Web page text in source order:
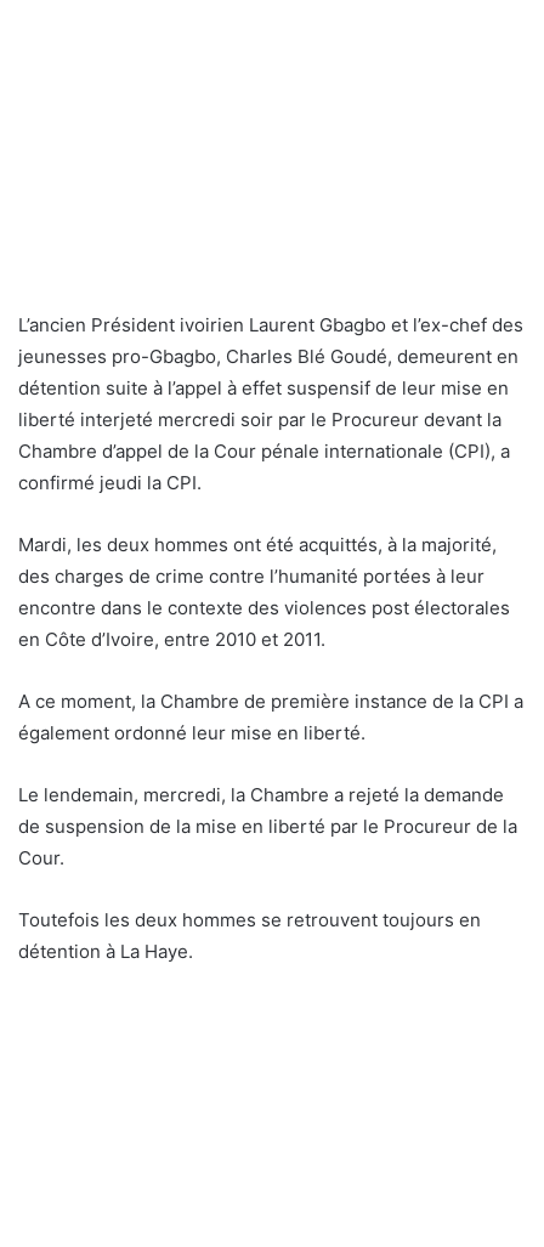
L’ancien Président ivoirien Laurent Gbagbo et l’ex-chef des
jeunesses pro-Gbagbo, Charles Blé Goudé, demeurent en
détention suite à l’appel à effet suspensif de leur mise en
liberté interjeté mercredi soir par le Procureur devant la
Chambre d’appel de la Cour pénale internationale (CPI), a
confirmé jeudi la CPI.
Mardi, les deux hommes ont été acquittés, à la majorité,
des charges de crime contre l’humanité portées à leur
encontre dans le contexte des violences post électorales
en Côte d’Ivoire, entre 2010 et 2011.
A ce moment, la Chambre de première instance de la CPI a
également ordonné leur mise en liberté.
Le lendemain, mercredi, la Chambre a rejeté la demande
de suspension de la mise en liberté par le Procureur de la
Cour.
Toutefois les deux hommes se retrouvent toujours en
détention à La Haye.